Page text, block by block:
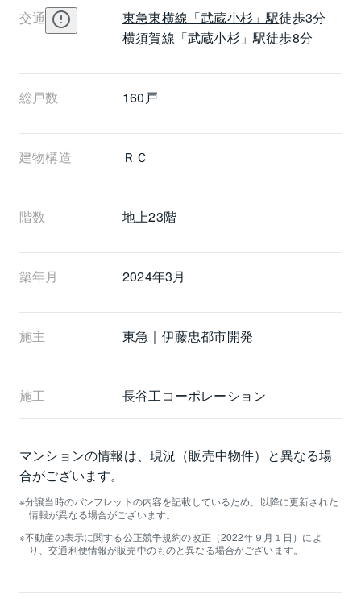
交通 東急東横線 「武蔵小杉」駅徒歩3分
横須賀線 「武蔵小杉」駅徒歩8分
総戸数 160戸
建物構造 ＲＣ
階数 地上23階
築年月 2024年3月
施主 東急｜伊藤忠都市開発
施工 長谷工コーポレーション
マンションの情報は、現況（販売中物件）と異なる場
合がございます。
分譲当時のパンフレットの内容を記載しているため、以降に更新された
情報が異なる場合がございます。
不動産の表示に関する公正競争規約の改正（2022年９月１日）によ
り、交通利便情報が販売中のものと異なる場合がございます。